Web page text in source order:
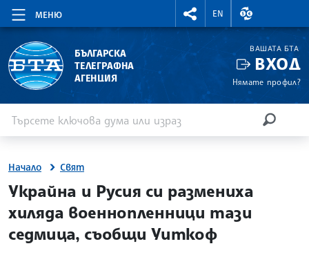
МЕНЮ
RIGHTMENU.SOCIAL
EN
ВАЛУТНИ
БЪЛГАРСКА
ТЕЛЕГРАФНА
АГЕНЦИЯ
ВАШАТА БТА
ВХОД
Нямате профил?
Начало Свят
site.bta
Украйна и Русия си размениха
хиляда военнопленници тази
седмица, съобщи Уиткоф